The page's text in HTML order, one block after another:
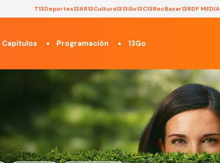
T13Deportes13AR13Cultura1313Go13C13RecBazar13RDF MEDIA
Capítulos Programación 13Go